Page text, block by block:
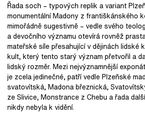
Řada soch – typových replik a variant
monumentální Madony z františkánského
mimořádně sugestivně – vedle svého
a devočního významu otevírá rovněž
mateřské síle přesahující v dějinách lidské
kult, který tento starý význam přetvořil a
lidský rozměr. Mezi nejvýznamnější
je zcela jedinečné, patří vedle Plzeňské
svatovítská, Madona březnická,
ze Slivice, Monstrance z Chebu a řada
nikdy nebyla k vidění.